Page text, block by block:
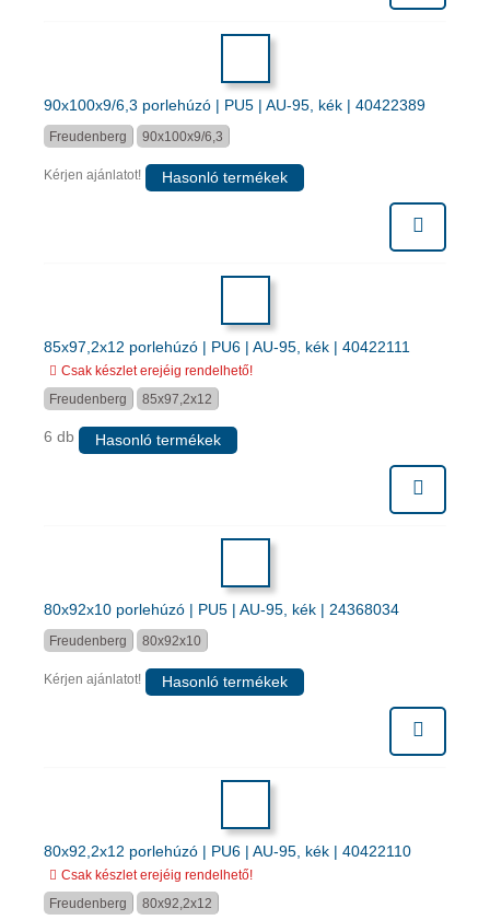
90x100x9/6,3 porlehúzó | PU5 | AU-95, kék | 40422389
Freudenberg 90x100x9/6,3
Kérjen ajánlatot! Hasonló termékek
85x97,2x12 porlehúzó | PU6 | AU-95, kék | 40422111
Csak készlet erejéig rendelhető!
Freudenberg
85x97,2x12
6 db Hasonló termékek
80x92x10 porlehúzó | PU5 | AU-95, kék | 24368034
Freudenberg 80x92x10
Kérjen ajánlatot! Hasonló termékek
80x92,2x12 porlehúzó | PU6 | AU-95, kék | 40422110
Csak készlet erejéig rendelhető!
Freudenberg
80x92,2x12